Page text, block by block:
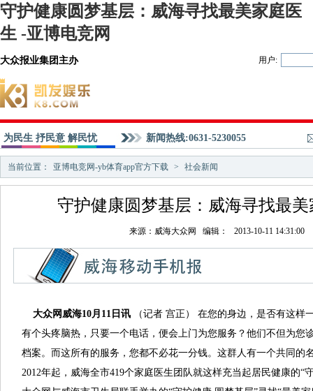
守护健康圆梦基层：威海寻找最美家庭医
生 -亚博电竞网
大众报业集团主办 用户:
为民生 抒民意 解民忧 新闻热线:0631-5230055
当前位置： 亚博电竞网-yb体育app官方下载 > 社会新闻
守护健康圆梦基层：威海寻找最
来源：威海大众网 编辑： 2013-10-11 14:31:00
大众网威海10月11日讯 （记者 宫正） 在您的身边，是否有这样
有个头疼脑热，只要一个电话，便会上门为您服务？他们不但为您
档案。而这所有的服务，您都不必花一分钱。这群人有一个共同的
2012年起，威海全市419个家庭医生团队就这样充当起居民健康的“